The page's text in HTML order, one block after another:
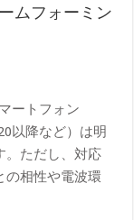
ムフォーミン
ートフォン
以降など）は明
。ただし、対応
の相性や電波環